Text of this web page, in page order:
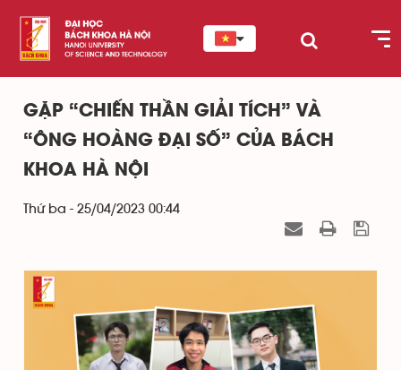
GẶP “CHIẾN THẦN GIẢI TÍCH” VÀ
“ÔNG HOÀNG ĐẠI SỐ” CỦA BÁCH
KHOA HÀ NỘI
Thứ ba - 25/04/2023 00:44